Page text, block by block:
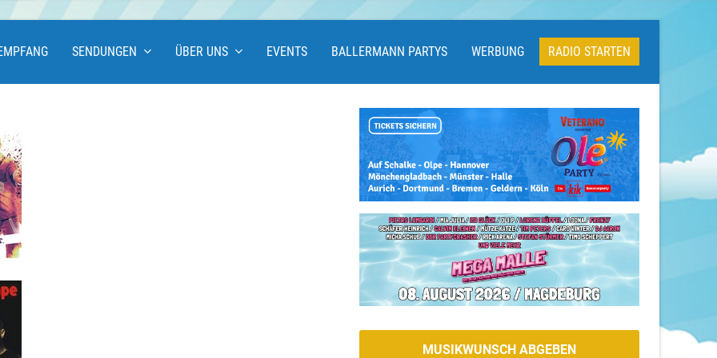
SENDUNGEN ÜBER UNS EVENTS BALLERMANN PARTYS WERBUNG RADIO STARTEN
MUSIKWUNSCH ABGEBEN